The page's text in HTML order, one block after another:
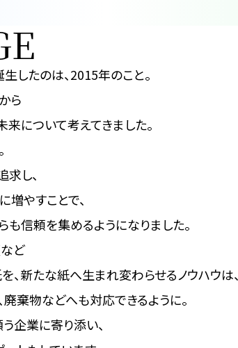
生したのは、2015年のこと。
ら
来について考えてきました。
し、
やすことで、
も信頼を集めるようになりました。
ど
、新たな紙へ生まれ変わらせるノウハウは、
廃棄物などへも対応できるように。
企業に寄り添い、